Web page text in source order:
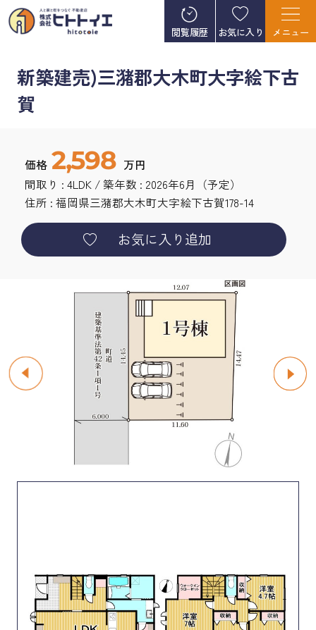
閲覧履歴 お気に入り メニュー
新築建売)三潴郡大木町大字絵下古
賀
価格 2,598 万円
間取り : 4LDK / 築年数 : 2026年6月（予定）
住所 : 福岡県三潴郡大木町大字絵下古賀178-14
お気に入り追加